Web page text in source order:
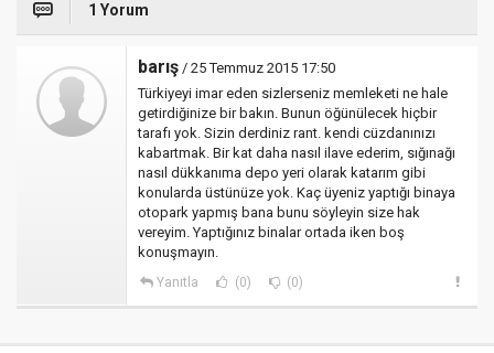
1 Yorum
barış / 25 Temmuz 2015 17:50
Türkiyeyi imar eden sizlerseniz memleketi ne hale
getirdiğinize bir bakın. Bunun öğünülecek hiçbir
tarafı yok. Sizin derdiniz rant. kendi cüzdanınızı
kabartmak. Bir kat daha nasıl ilave ederim, sığınağı
nasıl dükkanıma depo yeri olarak katarım gibi
konularda üstünüze yok. Kaç üyeniz yaptığı binaya
otopark yapmış bana bunu söyleyin size hak
vereyim. Yaptığınız binalar ortada iken boş
konuşmayın.
Yanıtla (0) (0)